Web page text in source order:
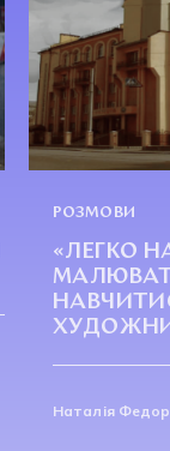
РОЗМОВИ
«ЛЕГКО
Наталія